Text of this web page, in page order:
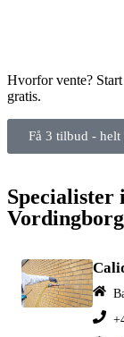
Hvorfor vente?
gratis.
Få 3 tilbud - helt
Vordingborg